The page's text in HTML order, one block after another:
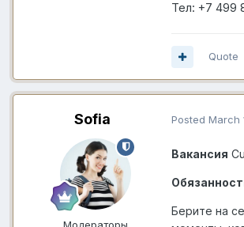
Тел: +7 499
Quote
Sofia Posted March
Вакансия
Берите на